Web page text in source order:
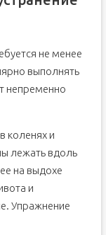
не менее
выполнять
непременно
коленях и
лежать вдоль
на выдохе
и
Упражнение